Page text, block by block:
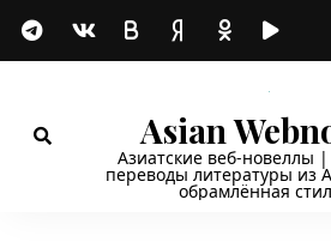
Asian
Азиатские веб-новеллы
переводы литературы из
обрамлённая